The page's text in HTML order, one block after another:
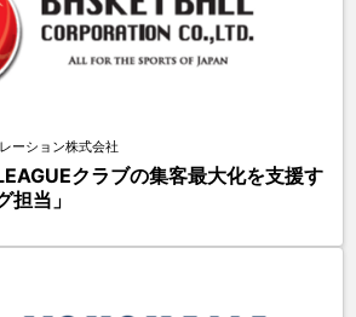
ーション株式会社
クラブの集客最大化を支援す
担当」